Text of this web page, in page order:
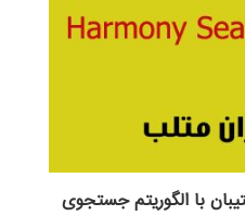
با الگوریتم جستجوی